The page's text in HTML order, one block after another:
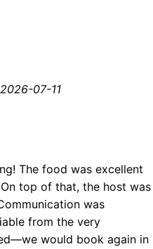
2026-07-11
The food was excellent
top of that, the host was
was
from the very
would book again in